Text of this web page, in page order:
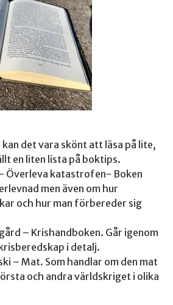
det vara skönt att läsa på lite,
en liten lista på boktips.
Överleva katastrofen- Boken
men även om hur
och hur man förbereder sig
– Krishandboken. Går igenom
i detalj.
– Mat. Som handlar om den mat
och andra världskriget i olika